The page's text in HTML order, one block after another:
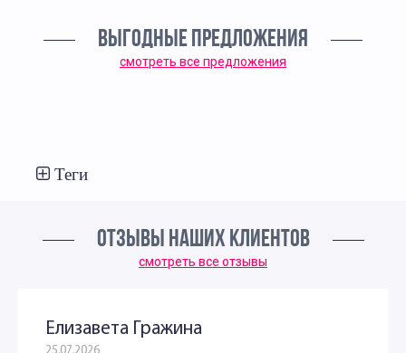
ВЫГОДНЫЕ ПРЕДЛОЖЕНИЯ
смотреть все предложения
Теги
ОТЗЫВЫ НАШИХ КЛИЕНТОВ
смотреть все отзывы
Елизавета Гражина